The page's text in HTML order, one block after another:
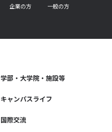
企業の方
一般の方
学部・大学院・施設等
キャンパスライフ
国際交流